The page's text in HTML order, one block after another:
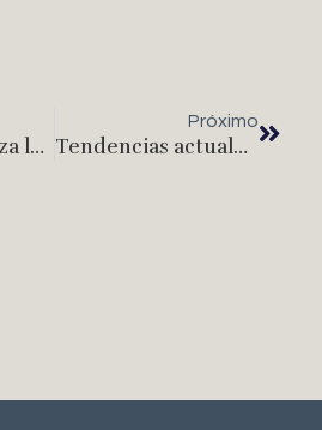
¿Cómo se Realiza la Consulta Inicial para una Cirugía Estética?
Próximo
Tendencias actuales en cirugía estética: Lo que está en alza este año